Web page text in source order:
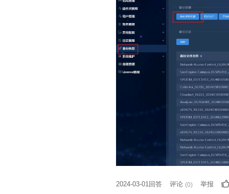
2024-03-01回答 评论 (0) 举报